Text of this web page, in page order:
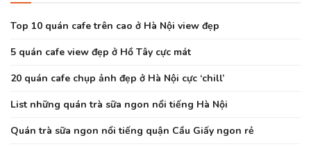
Top 10 quán cafe trên cao ở Hà Nội view đẹp
5 quán cafe view đẹp ở Hồ Tây cực mát
20 quán cafe chụp ảnh đẹp ở Hà Nội cực ‘chill’
List những quán trà sữa ngon nổi tiếng Hà Nội
Quán trà sữa ngon nổi tiếng quận Cầu Giấy ngon rẻ